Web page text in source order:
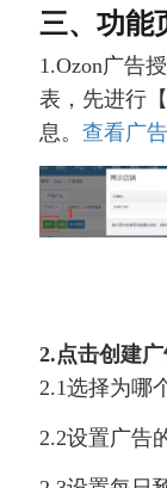
三、功能
1.Ozon广告
表，先进行
息。 查看广
2.点击创建
2.1选择为哪
2.2设置广告